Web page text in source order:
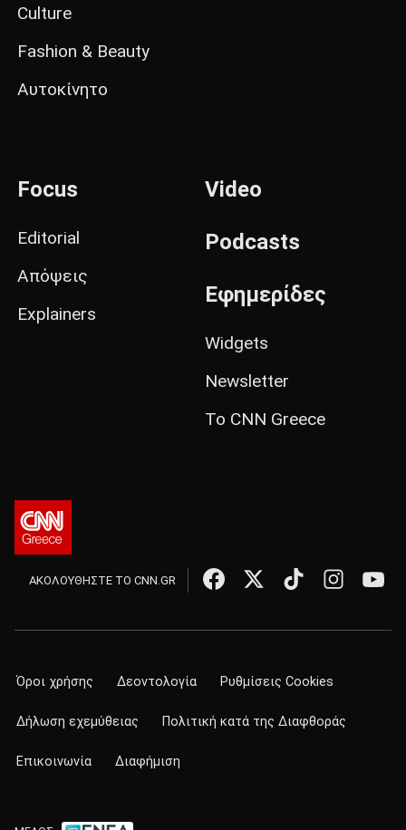
Culture
Fashion & Beauty
Αυτοκίνητο
Focus
Editorial
Απόψεις
Explainers
Video
Podcasts
Εφημερίδες
Widgets
Newsletter
Το CNN Greece
ΑΚΟΛΟΥΘΗΣΤΕ ΤΟ CNN.GR
Όροι χρήσης Δεοντολογία Ρυθμίσεις Cookies
Δήλωση εχεμύθειας Πολιτική κατά της Διαφθοράς
Επικοινωνία Διαφήμιση